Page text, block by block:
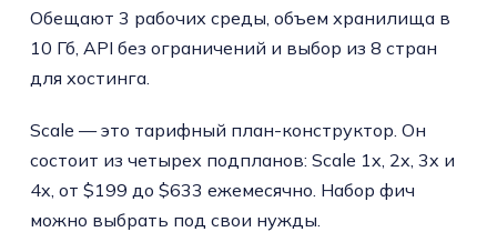
Обещают 3 рабочих среды, объем хранилища в
10 Гб, API без ограничений и выбор из 8 стран
для хостинга.
Scale — это тарифный план-конструктор. Он
состоит из четырех подпланов: Scale 1x, 2x, 3x и
4x, от $199 до $633 ежемесячно. Набор фич
можно выбрать под свои нужды.